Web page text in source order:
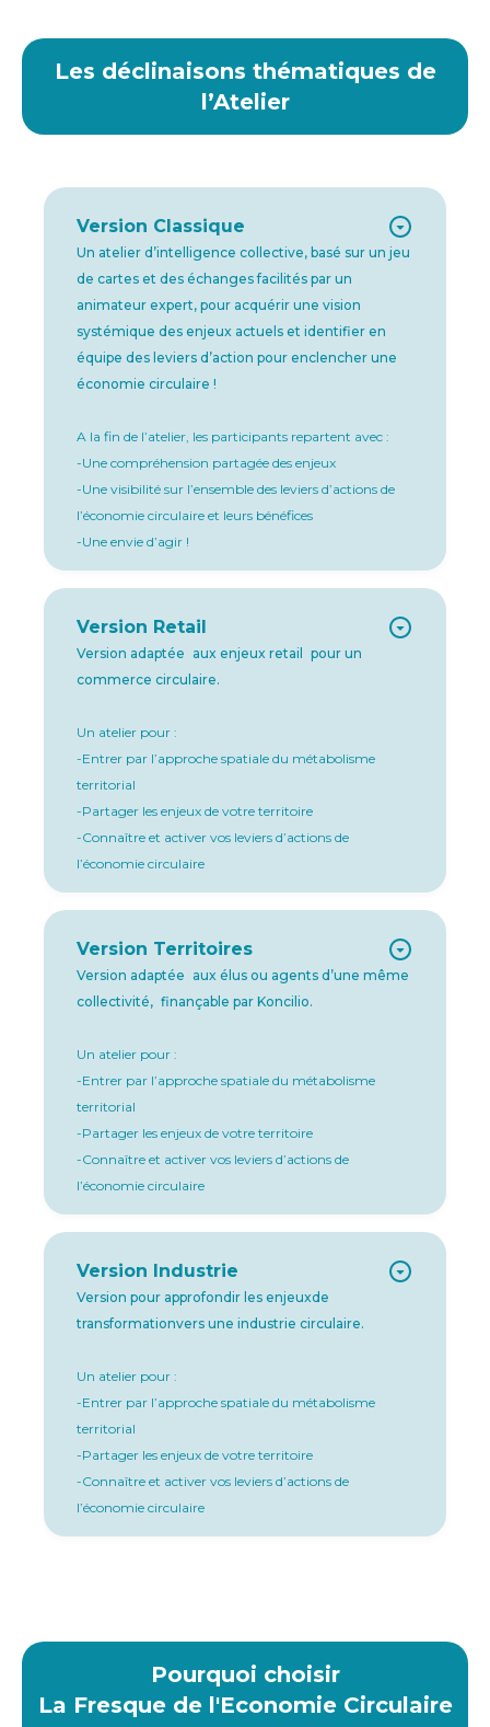
Les déclinaisons thématiques de
l’Atelier
Version Classique
Un atelier d’intelligence collective, basé sur un jeu
de cartes et des échanges facilités par un
animateur expert, pour acquérir une vision
systémique des enjeux actuels et identifier en
équipe des leviers d’action pour enclencher une
économie circulaire !
A la fin de l’atelier, les participants repartent avec :
-Une compréhension partagée des enjeux
-Une visibilité sur l’ensemble des leviers d’actions de
l’économie circulaire et leurs bénéfices
-Une envie d’agir !
Version Retail
Version adaptée aux enjeux retail pour un
commerce circulaire.
Un atelier pour :
-Entrer par l’approche spatiale du métabolisme
territorial
-Partager les enjeux de votre territoire
-Connaître et activer vos leviers d’actions de
l’économie circulaire
Version Territoires
Version adaptée aux élus ou agents d’une même
collectivité, finançable par Koncilio.
Un atelier pour :
-Entrer par l’approche spatiale du métabolisme
territorial
-Partager les enjeux de votre territoire
-Connaître et activer vos leviers d’actions de
l’économie circulaire
Version Industrie
Version pour approfondir les enjeuxde
transformationvers une industrie circulaire.
Un atelier pour :
-Entrer par l’approche spatiale du métabolisme
territorial
-Partager les enjeux de votre territoire
-Connaître et activer vos leviers d’actions de
l’économie circulaire
Pourquoi choisir
La Fresque de l'Economie Circulaire